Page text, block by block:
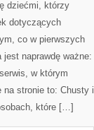
dziećmi, którzy
dotyczących
co w pierwszych
naprawdę ważne:
w którym
na stronie to: Chusty i
które […]